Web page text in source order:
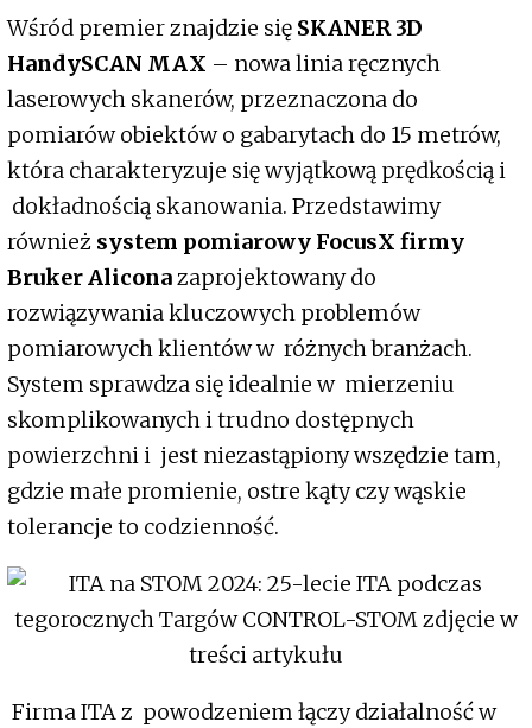
Wśród premier znajdzie się SKANER 3D
HandySCAN MAX – nowa linia ręcznych
laserowych skanerów, przeznaczona do
pomiarów obiektów o gabarytach do 15 metrów,
która charakteryzuje się wyjątkową prędkością i
dokładnością skanowania. Przedstawimy
również system pomiarowy FocusX firmy
Bruker Aliconazaprojektowany do
rozwiązywania kluczowych problemów
pomiarowych klientów w różnych branżach.
System sprawdza się idealnie w mierzeniu
skomplikowanych i trudno dostępnych
powierzchni i jest niezastąpiony wszędzie tam,
gdzie małe promienie, ostre kąty czy wąskie
tolerancje to codzienność.
Firma ITA z powodzeniem łączy działalność w